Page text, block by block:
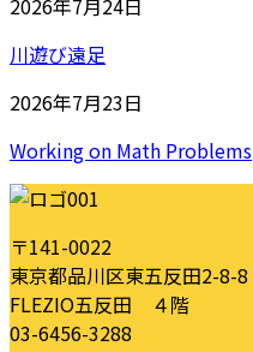
2026年7月24日
川遊び遠足
2026年7月23日
Working on Math Problems
〒141-0022
東京都品川区東五反田2-8-8
FLEZIO五反田 ４階
03-6456-3288